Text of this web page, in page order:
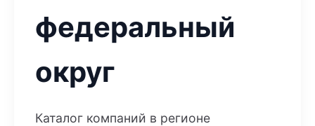
федеральный
округ
Каталог компаний в регионе